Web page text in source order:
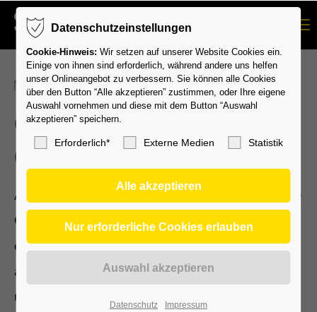
15.11.2024 23:55
Gerätturner bei
Qualiwettkampf
Am Samstag 16.11. findet in Heustenstamm die
Qualifikation zur Regionalliga statt. Durch
einen hervorragenden 2. Platz in der
abgelaufenen Saison in der Oberliga sind
unsere weiblichen Ligaturner hier mit dabei.
Datenschutzeinstellungen
Cookie-Hinweis: Wir setzen auf unserer Website Cookies ein.
Einige von ihnen sind erforderlich, während andere uns helfen
unser Onlineangebot zu verbessern. Sie können alle Cookies
über den Button “Alle akzeptieren” zustimmen, oder Ihre eigene
Auswahl vornehmen und diese mit dem Button “Auswahl
akzeptieren” speichern.
Erforderlich* Externe Medien Statistik
Datenschutz Impressum